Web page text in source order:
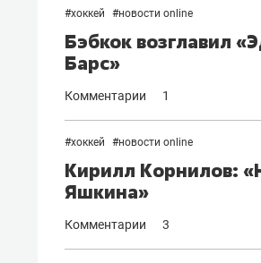
#хоккей #новости online
Бэбкок возглавил
Барс»
Комментарии 1
#хоккей #новости online
Кирилл Корнилов:
Яшкина»
Комментарии 3